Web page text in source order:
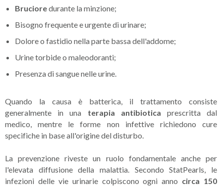
Brucioredurante la minzione;
Bisogno frequente e urgente di urinare;
Dolore o fastidio nella parte bassa dell'addome;
Urine torbide o maleodoranti;
Presenza di sangue nelle urine.
Quando la causa è batterica, il trattamento consiste
generalmente in una terapia antibiotica prescritta dal
medico, mentre le forme non infettive richiedono cure
specifiche in base all'origine del disturbo.
La prevenzione riveste un ruolo fondamentale anche per
l'elevata diffusione della malattia. Secondo StatPearls, le
infezioni delle vie urinarie colpiscono ogni anno circa 150